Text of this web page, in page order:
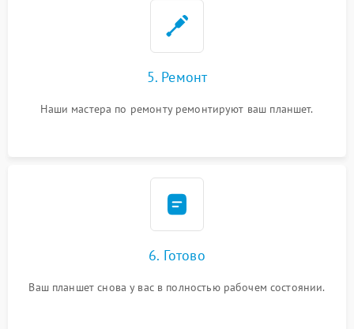
5. Ремонт
Наши мастера по ремонту ремонтируют ваш планшет.
6. Готово
Ваш планшет снова у вас в полностью рабочем состоянии.